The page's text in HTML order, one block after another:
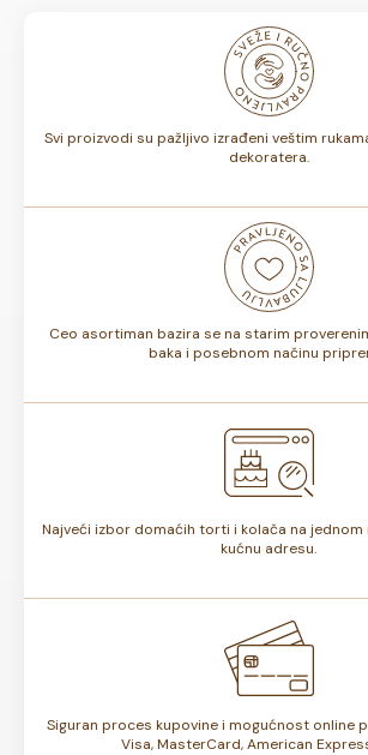
odnosno, da li sadrže voće ili ne, rok
biti od 7 do 10 dana. Rok trajanja je
Svi proizvodi su pažljivo izrađeni veštim
dekoratera.
Ceo asortiman bazira se na starim
baka i posebnom načinu
Najveći izbor domaćih torti i kolača na jednom
kućnu adresu.
Siguran proces kupovine i mogućnost online
Visa, MasterCard, American